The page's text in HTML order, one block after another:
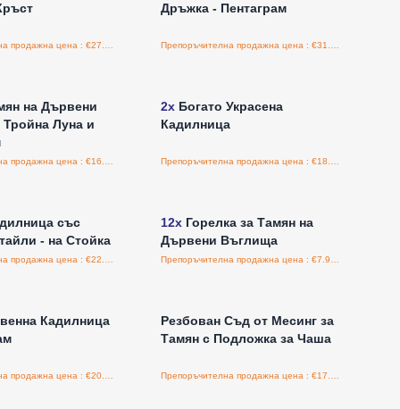
Дръжка - Пентаграм
на Дървени
Луна и
2x Богато Украсена
Кадилница
със
- на Стойка
12x Горелка за Тамян на
Дървени Въглища
Кадилница
Резбован Съд от Месинг за
Тамян с Подложка за Чаша